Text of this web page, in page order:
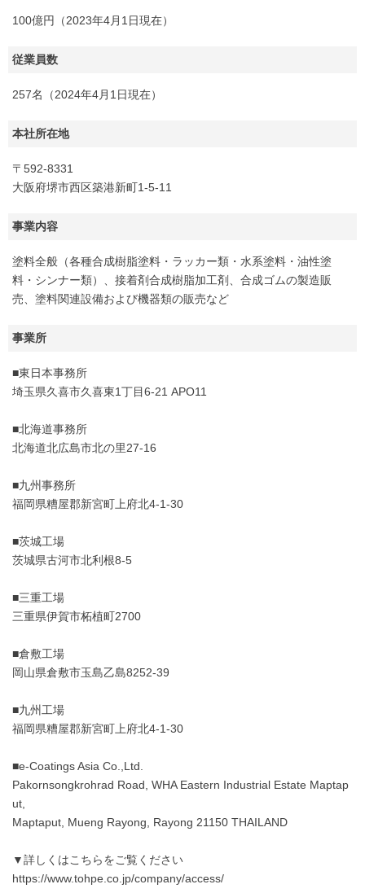
100億円（2023年4月1日現在）
従業員数
257名（2024年4月1日現在）
本社所在地
〒592-8331
大阪府堺市西区築港新町1-5-11
事業内容
塗料全般（各種合成樹脂塗料・ラッカー類・水系塗料・油性塗
料・シンナー類）、接着剤合成樹脂加工剤、合成ゴムの製造販
売、塗料関連設備および機器類の販売など
事業所
■東日本事務所
埼玉県久喜市久喜東1丁目6-21 APO11
■北海道事務所
北海道北広島市北の里27-16
■九州事務所
福岡県糟屋郡新宮町上府北4-1-30
■茨城工場
茨城県古河市北利根8-5
■三重工場
三重県伊賀市柘植町2700
■倉敷工場
岡山県倉敷市玉島乙島8252-39
■九州工場
福岡県糟屋郡新宮町上府北4-1-30
■e-Coatings Asia Co.,Ltd.
Pakornsongkrohrad Road, WHA Eastern Industrial Estate Maptap
ut,
Maptaput, Mueng Rayong, Rayong 21150 THAILAND
▼詳しくはこちらをご覧ください
https://www.tohpe.co.jp/company/access/